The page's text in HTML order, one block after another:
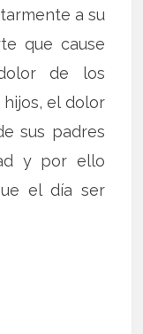
a su
que cause
de los
el dolor
sus padres
y por ello
el día ser